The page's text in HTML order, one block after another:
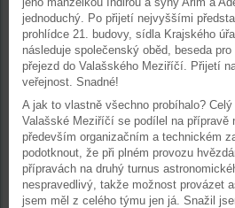
jednoduchý. Po přijetí nejvyššími
prohlídce 21. budovy, sídla Krajského
následuje společenský oběd, beseda
přejezd do Valašského Meziříčí. Přijetí
veřejnost. Snadné!
A jak to vlastně všechno probíhalo?
Valašské Meziříčí se podílel na přípravě
především organizačním a technickém
podotknout, že při plném provozu
přípravách na druhý turnus
nespravedlivý, takže možnost provázet
jsem měl z celého týmu jen já. Snažil